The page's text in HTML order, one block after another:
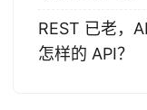
REST 已老，
怎样的 API？